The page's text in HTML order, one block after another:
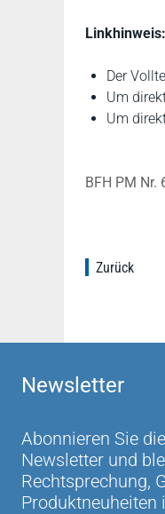
Linkhinweis:
Der
Um
Um
BFH PM Nr.
Zurück
Newsletter
Abonnieren Sie
Newsletter und
Rechtsprechung,
Produktneuheiten